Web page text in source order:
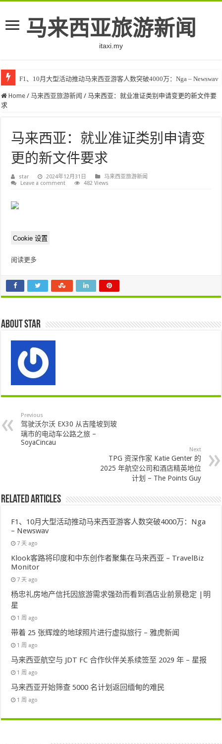
马来西亚旅游新闻
itaxi.my
F1、10月大型活动推动马来西亚游客人数突破4000万：Nga – Newswav
Home / 马来西亚旅游新闻 / 马来西亚：就业准证类别申请变更的新文件要
求
马来西亚：就业准证类别申请变
更的新文件要求
star 2024年12月31日
马来西亚旅游新闻
Leave a comment
482 Views
Cookie 设置
阅读更多
About star
Previous
驾驶沃尔沃 EX30 从吉隆坡到玻
璃市的电动车公路之旅 –
SoyaCincau
Next
TPG 资深作家 Katie Genter 的
2025 年航空公司和酒店精英地位
计划 – The Points Guy
Related Articles
F1、10月大型活动推动马来西亚游客人数突破4000万：Nga
– Newswav
7 天 ago
Klook客路将印度和中东创作者聚集在马来西亚 – TravelBiz
Monitor
7 天 ago
杨忠礼房地产信托因旅游需求强劲而看到酒店业前景稳定 |明
星
1 周 ago
带着 25 张辉煌的地球照片进行虚拟旅行 – 雅虎新闻
1 周 ago
马来西亚航空与 JDT FC 合作伙伴关系续签至 2029 年 – 星报
1 周 ago
马来西亚开始筛查 5000 名计划返回缅甸的难民
1 周 ago